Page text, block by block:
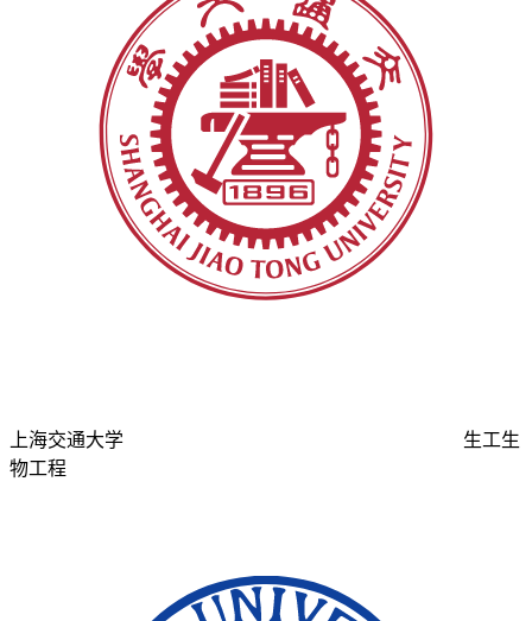
上海交通大学
生工生
物工程